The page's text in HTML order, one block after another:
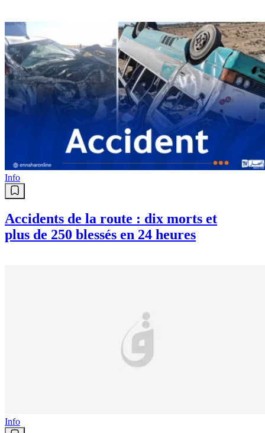
Info
Accidents de la route : dix morts et
plus de 250 blessés en 24 heures
Info